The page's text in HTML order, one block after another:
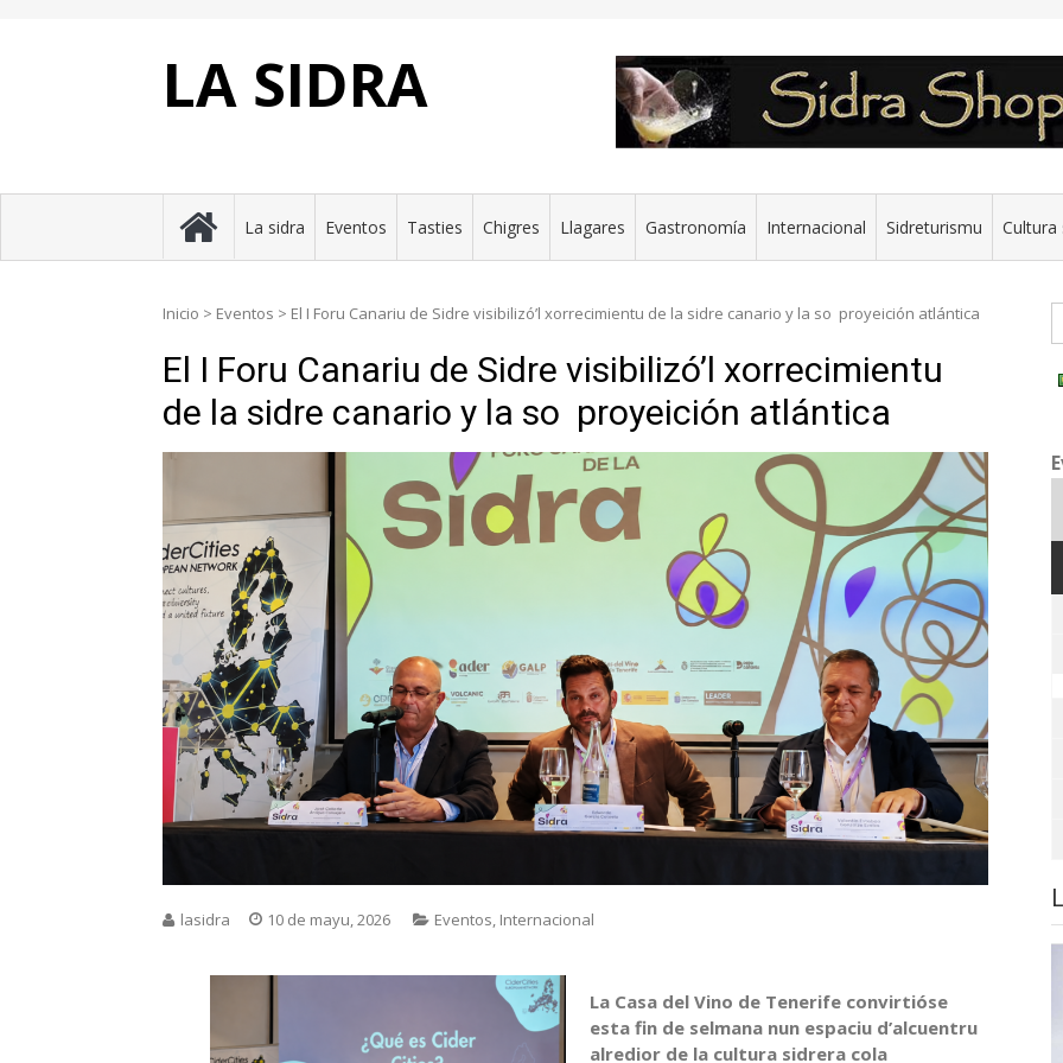
LA SIDRA
La sidra Eventos Tasties Chigres Llagares Gastronomía Internacional Sidreturismu Cultura
Inicio > Eventos > El I Foru Canariu de Sidre visibilizó’l xorrecimientu de la sidre canario y la so proyeición atlántica
El I Foru Canariu de Sidre visibilizó’l xorrecimientu
de la sidre canario y la so proyeición atlántica
lasidra 10 de mayu, 2026 Eventos, Internacional
La Casa del Vino de Tenerife convirtióse
esta fin de selmana nun espaciu d’alcuentru
alredior de la cultura sidrera cola